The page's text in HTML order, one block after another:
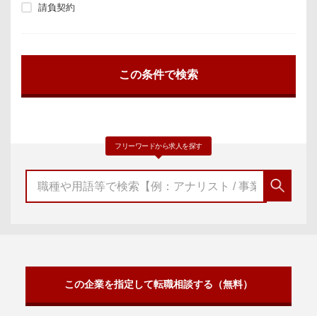
請負契約
フリーワードから求人を探す
この企業を指定して転職相談する（無料）